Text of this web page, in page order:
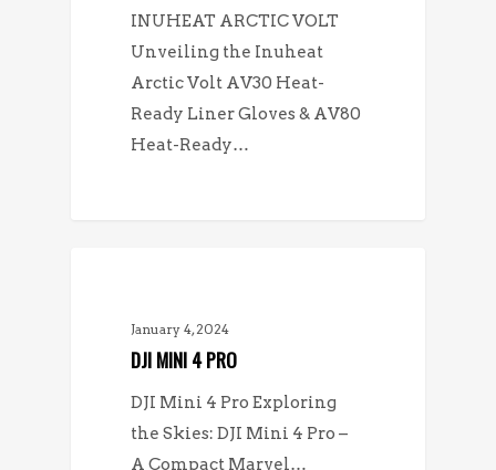
INUHEAT ARCTIC VOLT
Unveiling the Inuheat
Arctic Volt AV30 Heat-
Ready Liner Gloves & AV80
Heat-Ready…
January 4, 2024
DJI MINI 4 PRO
DJI Mini 4 Pro Exploring
the Skies: DJI Mini 4 Pro –
A Compact Marvel…